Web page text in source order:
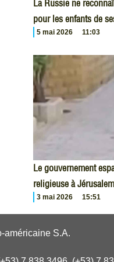
La Russie ne
pour les enfants de
5 mai 2026 11:03
Le gouvernement
religieuse à Jérusalem
3 mai 2026 15:51
américaine S.A.